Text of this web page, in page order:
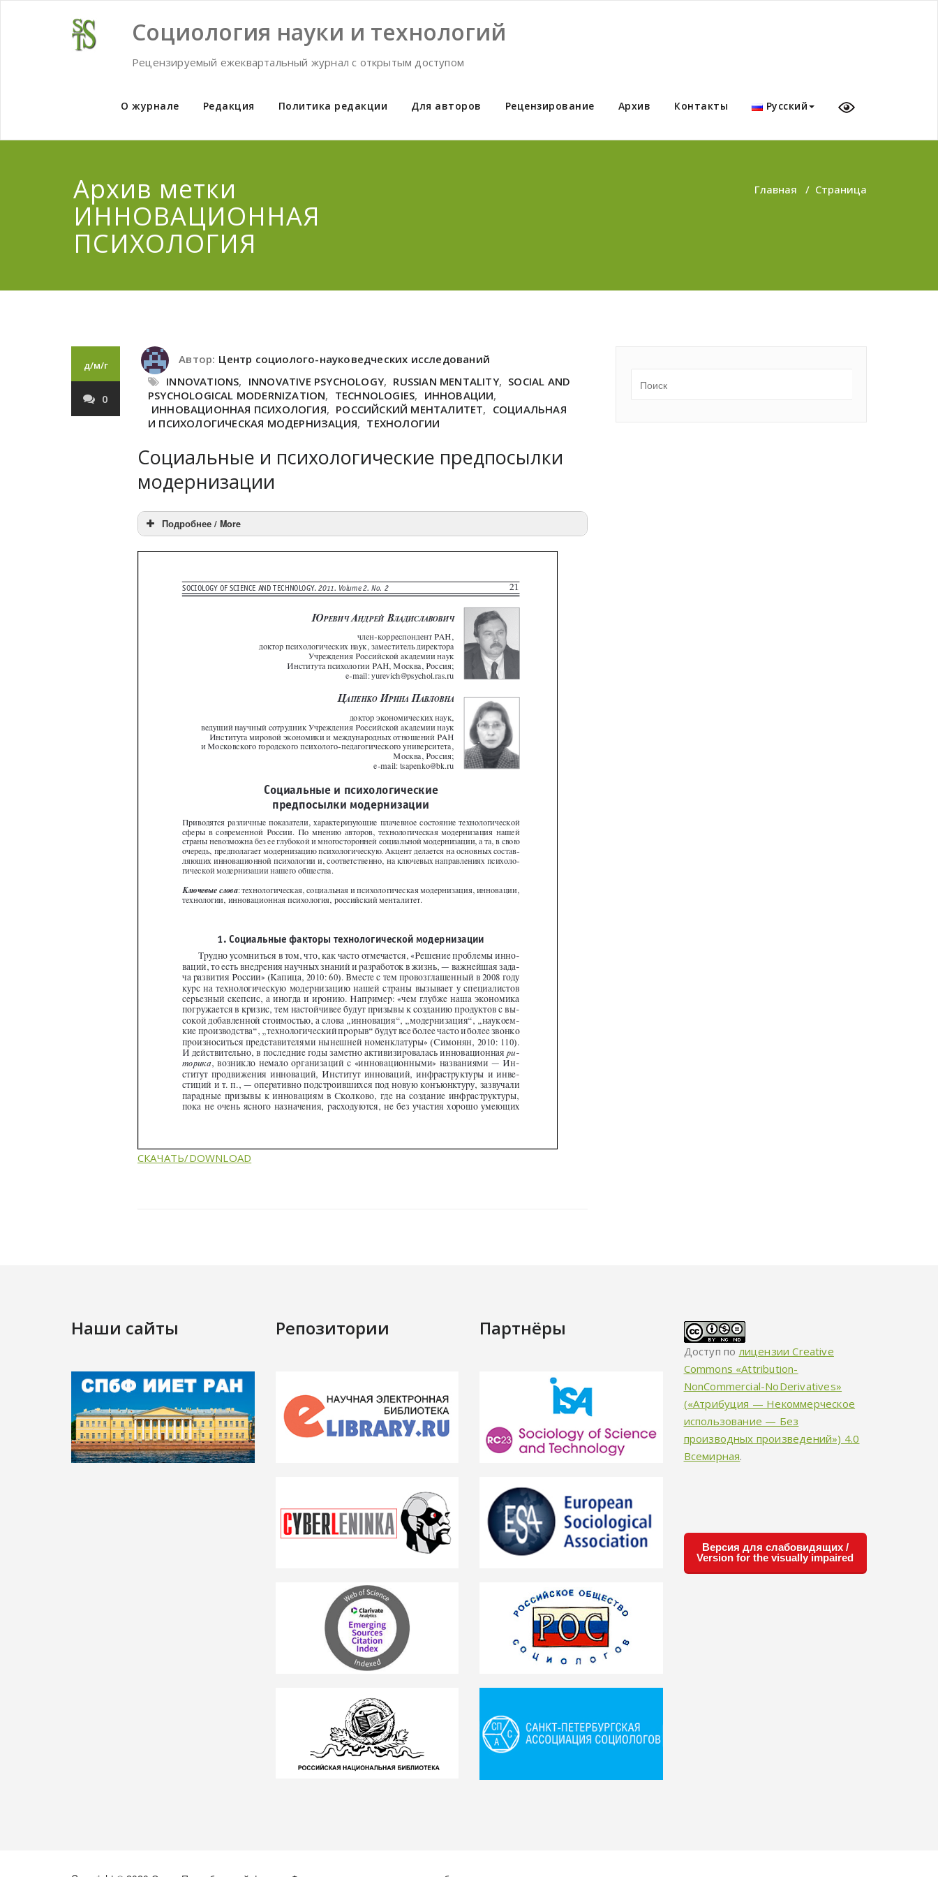
Социология науки и технологий
Рецензируемый ежеквартальный журнал с открытым доступом
О журнале Редакция Политика редакции Для авторов Рецензирование Архив Контакты Русский
Архив метки
ИННОВАЦИОННАЯ
ПСИХОЛОГИЯ
Главная / Страница
д/м/г
0
Автор: Центр социолого-науковедческих исследований
INNOVATIONS, INNOVATIVE PSYCHOLOGY, RUSSIAN MENTALITY, SOCIAL AND
PSYCHOLOGICAL MODERNIZATION, TECHNOLOGIES, ИННОВАЦИИ,
ИННОВАЦИОННАЯ ПСИХОЛОГИЯ, РОССИЙСКИЙ МЕНТАЛИТЕТ, СОЦИАЛЬНАЯ
И ПСИХОЛОГИЧЕСКАЯ МОДЕРНИЗАЦИЯ, ТЕХНОЛОГИИ
Социальные и психологические предпосылки
модернизации
Подробнее / More
СКАЧАТЬ/DOWNLOAD
Наши сайты Репозитории Партнёры
Доступ по лицензии Creative
Commons «Attribution-
NonCommercial-NoDerivatives»
(«Атрибуция — Некоммерческое
использование — Без
производных произведений») 4.0
Всемирная.
Версия для слабовидящих /
Version for the visually impaired